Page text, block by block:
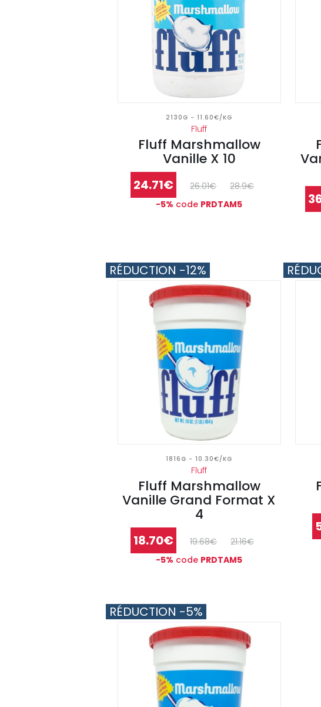
2130G - 11.60€/KG
Fluff
Fluff Marshmallow
Vanille X 10
24.71€ 26.01€
28.9€
-5% code PRDTAM5
1816G - 10.30€/KG
Fluff
Fluff Marshmallow
Vanille Grand Format X
4
18.70€ 19.68€
21.16€
-5% code PRDTAM5
RÉDUCTION -12%
RÉDUCTION -5%